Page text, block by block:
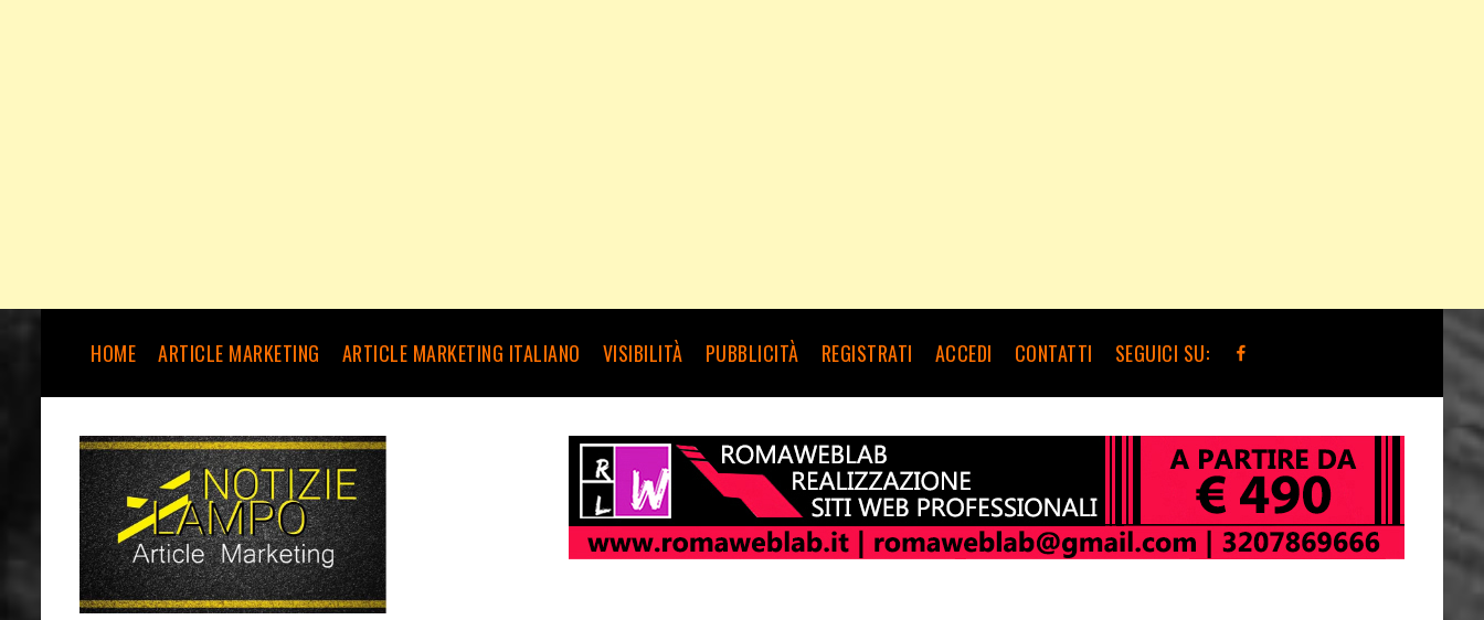
HOME ARTICLE MARKETING ARTICLE MARKETING ITALIANO VISIBILITÀ PUBBLICITÀ REGISTRATI ACCEDI CONTATTI SEGUICI SU: